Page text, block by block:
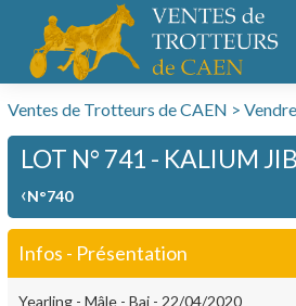
Ventes de Trotteurs de CAEN >
LOT N° 741 - KALIUM
‹N°740
Infos - Présentation
Yearling - Mâle - Bai - 22/04/2020